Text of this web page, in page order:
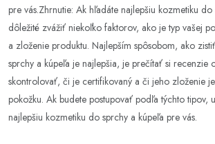
pre vás.Zhrnutie: Ak hľadáte najlepšiu kozmetiku
dôležité zvážiť niekoľko faktorov, ako je typ vašej
a zloženie produktu. Najlepším spôsobom, ako
sprchy a kúpeľa je najlepšia, je prečítať si recenzie
skontrolovať, či je certifikovaný a či jeho zloženie
pokožku. Ak budete postupovať podľa týchto tipov,
najlepšiu kozmetiku do sprchy a kúpeľa pre vás.